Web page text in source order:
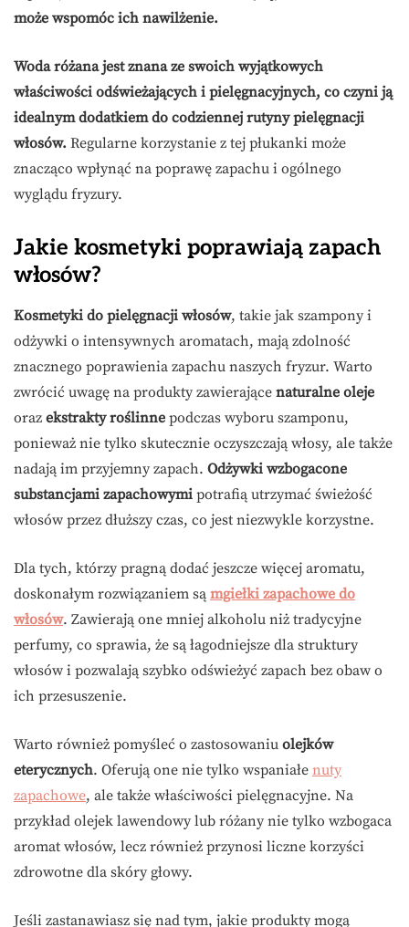
może wspomóc ich nawilżenie.
Woda różana jest znana ze swoich wyjątkowych
właściwości odświeżających i pielęgnacyjnych, co czyni ją
idealnym dodatkiem do codziennej rutyny pielęgnacji
włosów. Regularne korzystanie z tej płukanki może
znacząco wpłynąć na poprawę zapachu i ogólnego
wyglądu fryzury.
Jakie kosmetyki poprawiają zapach
włosów?
Kosmetyki do pielęgnacji włosów, takie jak szampony i
odżywki o intensywnych aromatach, mają zdolność
znacznego poprawienia zapachu naszych fryzur. Warto
zwrócić uwagę na produkty zawierające naturalne oleje
oraz ekstrakty roślinne podczas wyboru szamponu,
ponieważ nie tylko skutecznie oczyszczają włosy, ale także
nadają im przyjemny zapach. Odżywki wzbogacone
substancjami zapachowymi potrafią utrzymać świeżość
włosów przez dłuższy czas, co jest niezwykle korzystne.
Dla tych, którzy pragną dodać jeszcze więcej aromatu,
doskonałym rozwiązaniem są mgiełki zapachowe do
włosów. Zawierają one mniej alkoholu niż tradycyjne
perfumy, co sprawia, że są łagodniejsze dla struktury
włosów i pozwalają szybko odświeżyć zapach bez obaw o
ich przesuszenie.
Warto również pomyśleć o zastosowaniu olejków
eterycznych. Oferują one nie tylko wspaniałe nuty
zapachowe, ale także właściwości pielęgnacyjne. Na
przykład olejek lawendowy lub różany nie tylko wzbogaca
aromat włosów, lecz również przynosi liczne korzyści
zdrowotne dla skóry głowy.
Jeśli zastanawiasz się nad tym, jakie produkty mogą